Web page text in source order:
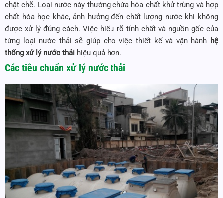
chặt chẽ. Loại nước này thường chứa hóa chất khử trùng và hợp
chất hóa học khác, ảnh hưởng đến chất lượng nước khi không
được xử lý đúng cách. Việc hiểu rõ tính chất và nguồn gốc của
từng loại nước thải sẽ giúp cho việc thiết kế và vận hành hệ
thống xử lý nước thải hiệu quả hơn.
Các tiêu chuẩn xử lý nước thải